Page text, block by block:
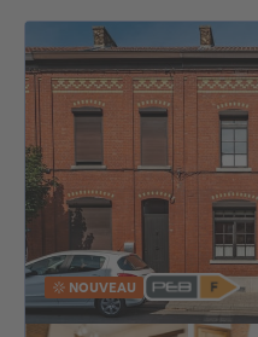
NOUVEAU